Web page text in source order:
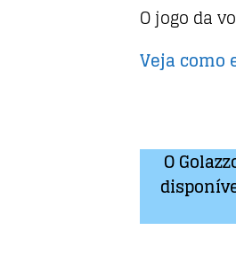
O jogo da
Veja como
O